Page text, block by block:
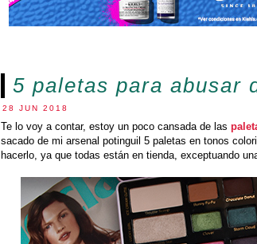
5 paletas para abusar
28 JUN 2018
Te lo voy a contar, estoy un poco cansada de las
sacado de mi arsenal potinguil 5 paletas en tonos
hacerlo, ya que todas están en tienda, exceptuando